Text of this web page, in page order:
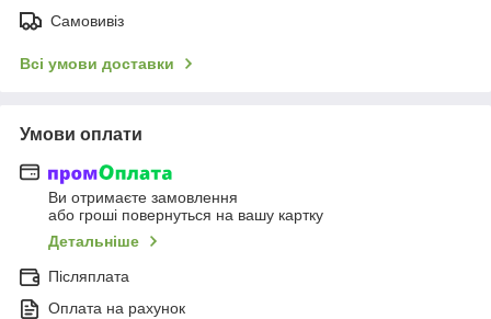
Самовивіз
Всі умови доставки
Умови оплати
Ви отримаєте замовлення
або гроші повернуться на вашу картку
Детальніше
Післяплата
Оплата на рахунок